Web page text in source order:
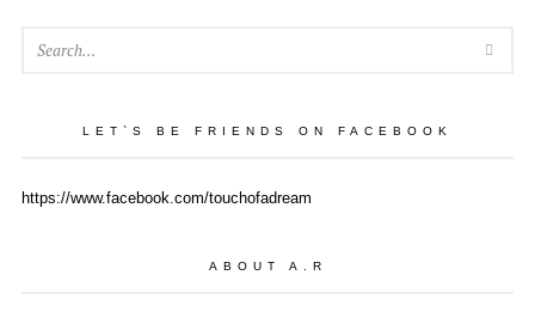
LET`S BE FRIENDS ON FACEBOOK
https://www.facebook.com/touchofadream
ABOUT A.R